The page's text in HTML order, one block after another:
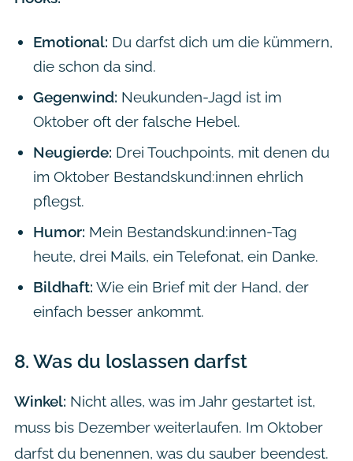
Emotional: Du darfst dich um die kümmern,
die schon da sind.
Gegenwind: Neukunden-Jagd ist im
Oktober oft der falsche Hebel.
Neugierde: Drei Touchpoints, mit denen du
im Oktober Bestandskund:innen ehrlich
pflegst.
Humor: Mein Bestandskund:innen-Tag
heute, drei Mails, ein Telefonat, ein Danke.
Bildhaft: Wie ein Brief mit der Hand, der
einfach besser ankommt.
8. Was du loslassen darfst
Winkel: Nicht alles, was im Jahr gestartet ist,
muss bis Dezember weiterlaufen. Im Oktober
darfst du benennen, was du sauber beendest.